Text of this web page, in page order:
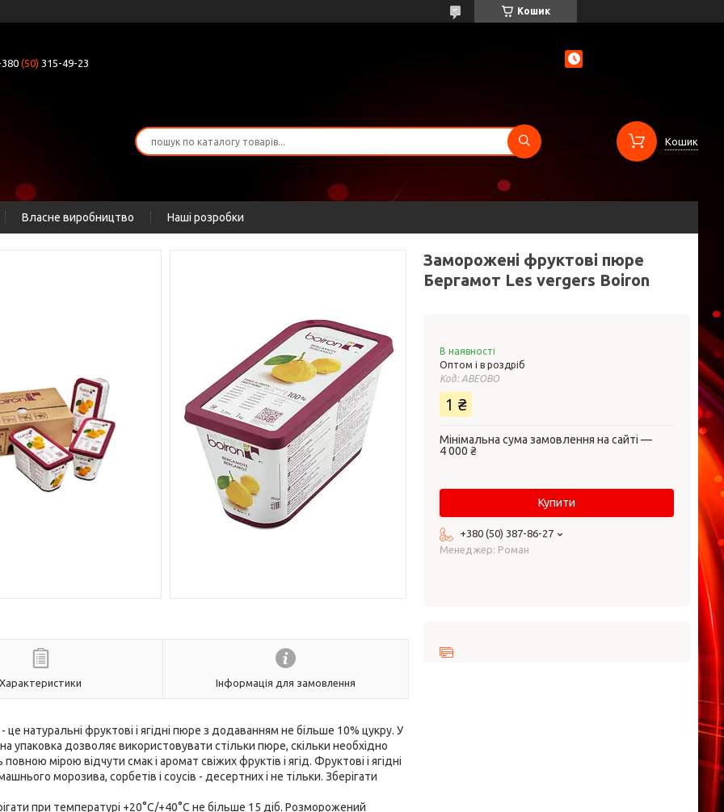
Кошик
(50) 315-49-23
Кошик
Власне виробництво Наші розробки
Характеристики Інформація для замовлення
натуральні фруктові і ягідні пюре з додаванням не більше 10% цукру. У
упаковка дозволяє використовувати стільки пюре, скільки необхідно
мірою відчути смак і аромат свіжих фруктів і ягід. Фруктові і ягідні
морозива, сорбетів і соусів - десертних і не тільки. Зберігати
при температурі +20°С/+40°С не більше 15 діб. Розморожений
Заморожені фруктові пюре
Бергамот Les vergers Boiron
В наявності
Оптом і в роздріб
Код: ABEOBO
1 ₴
Мінімальна сума замовлення на сайті —
4 000 ₴
Купити
+380 (50) 387-86-27
Менеджер: Роман